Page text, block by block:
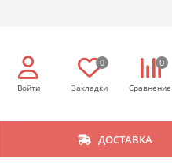
0 0
ДОСТАВКА